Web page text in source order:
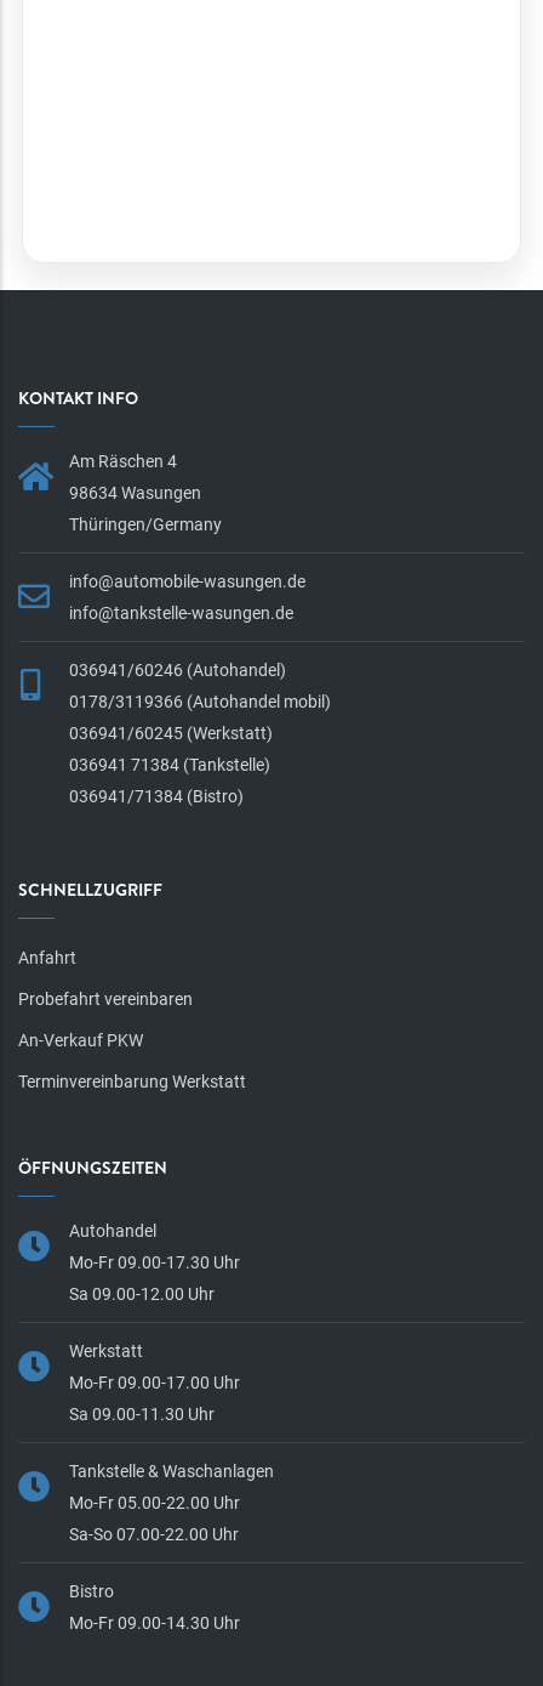
KONTAKT INFO
Am Räschen 4
98634 Wasungen
Thüringen/Germany
info@automobile-wasungen.de
info@tankstelle-wasungen.de
036941/60246 (Autohandel)
0178/3119366 (Autohandel mobil)
036941/60245 (Werkstatt)
036941 71384 (Tankstelle)
036941/71384 (Bistro)
SCHNELLZUGRIFF
Anfahrt
Probefahrt vereinbaren
An-Verkauf PKW
Terminvereinbarung Werkstatt
ÖFFNUNGSZEITEN
Autohandel
Mo-Fr 09.00-17.30 Uhr
Sa 09.00-12.00 Uhr
Werkstatt
Mo-Fr 09.00-17.00 Uhr
Sa 09.00-11.30 Uhr
Tankstelle & Waschanlagen
Mo-Fr 05.00-22.00 Uhr
Sa-So 07.00-22.00 Uhr
Bistro
Mo-Fr 09.00-14.30 Uhr